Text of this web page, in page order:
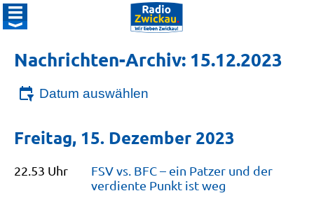
Nachrichten-Archiv: 15.12.2023
Datum auswählen
Freitag, 15. Dezember 2023
22.53 Uhr
FSV vs. BFC – ein Patzer und der
verdiente Punkt istweg